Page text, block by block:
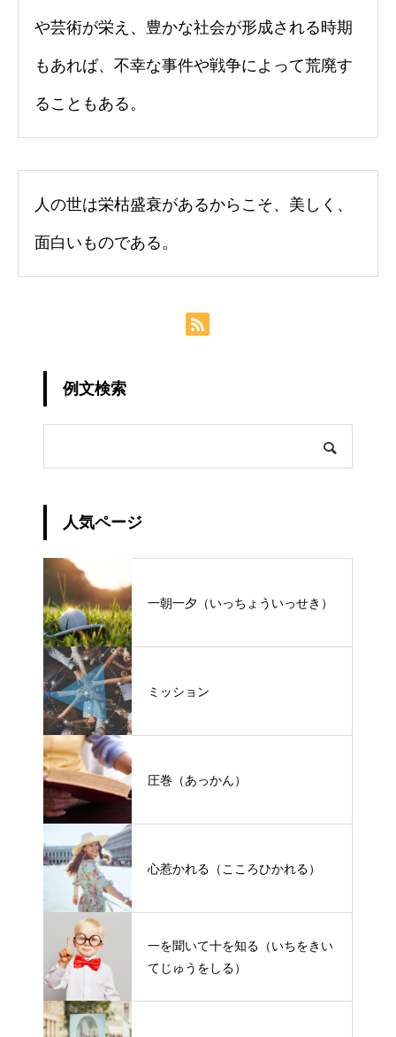
や芸術が栄え、豊かな社会が形成される時期
もあれば、不幸な事件や戦争によって荒廃す
ることもある。
人の世は栄枯盛衰があるからこそ、美しく、
面白いものである。
例文検索
人気ページ
一朝一夕（いっちょういっせき）
ミッション
圧巻（あっかん）
心惹かれる（こころひかれる）
一を聞いて十を知る（いちをきい
てじゅうをしる）